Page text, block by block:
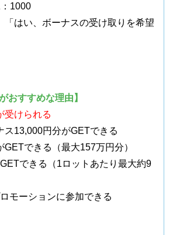
1000
はい、ボーナスの受け取りを希望
おすすめな理由】
受けられる
ス13,000円分がGETできる
GETできる（最大157万円分）
できる（1ロットあたり最大約9
モーションに参加できる